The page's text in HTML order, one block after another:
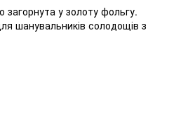
у золоту фольгу.
шанувальників солодощів з